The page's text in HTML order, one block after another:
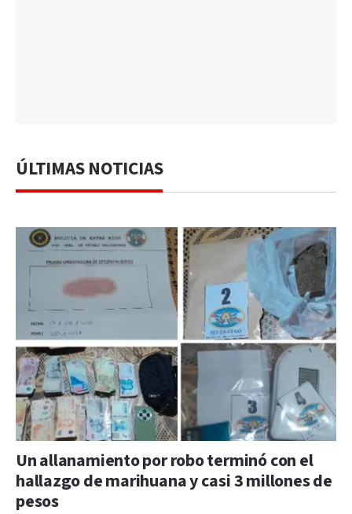
ÚLTIMAS NOTICIAS
Un allanamiento por robo terminó con el
hallazgo de marihuana y casi 3 millones de
pesos